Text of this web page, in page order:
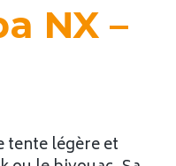
NX –
tente légère et